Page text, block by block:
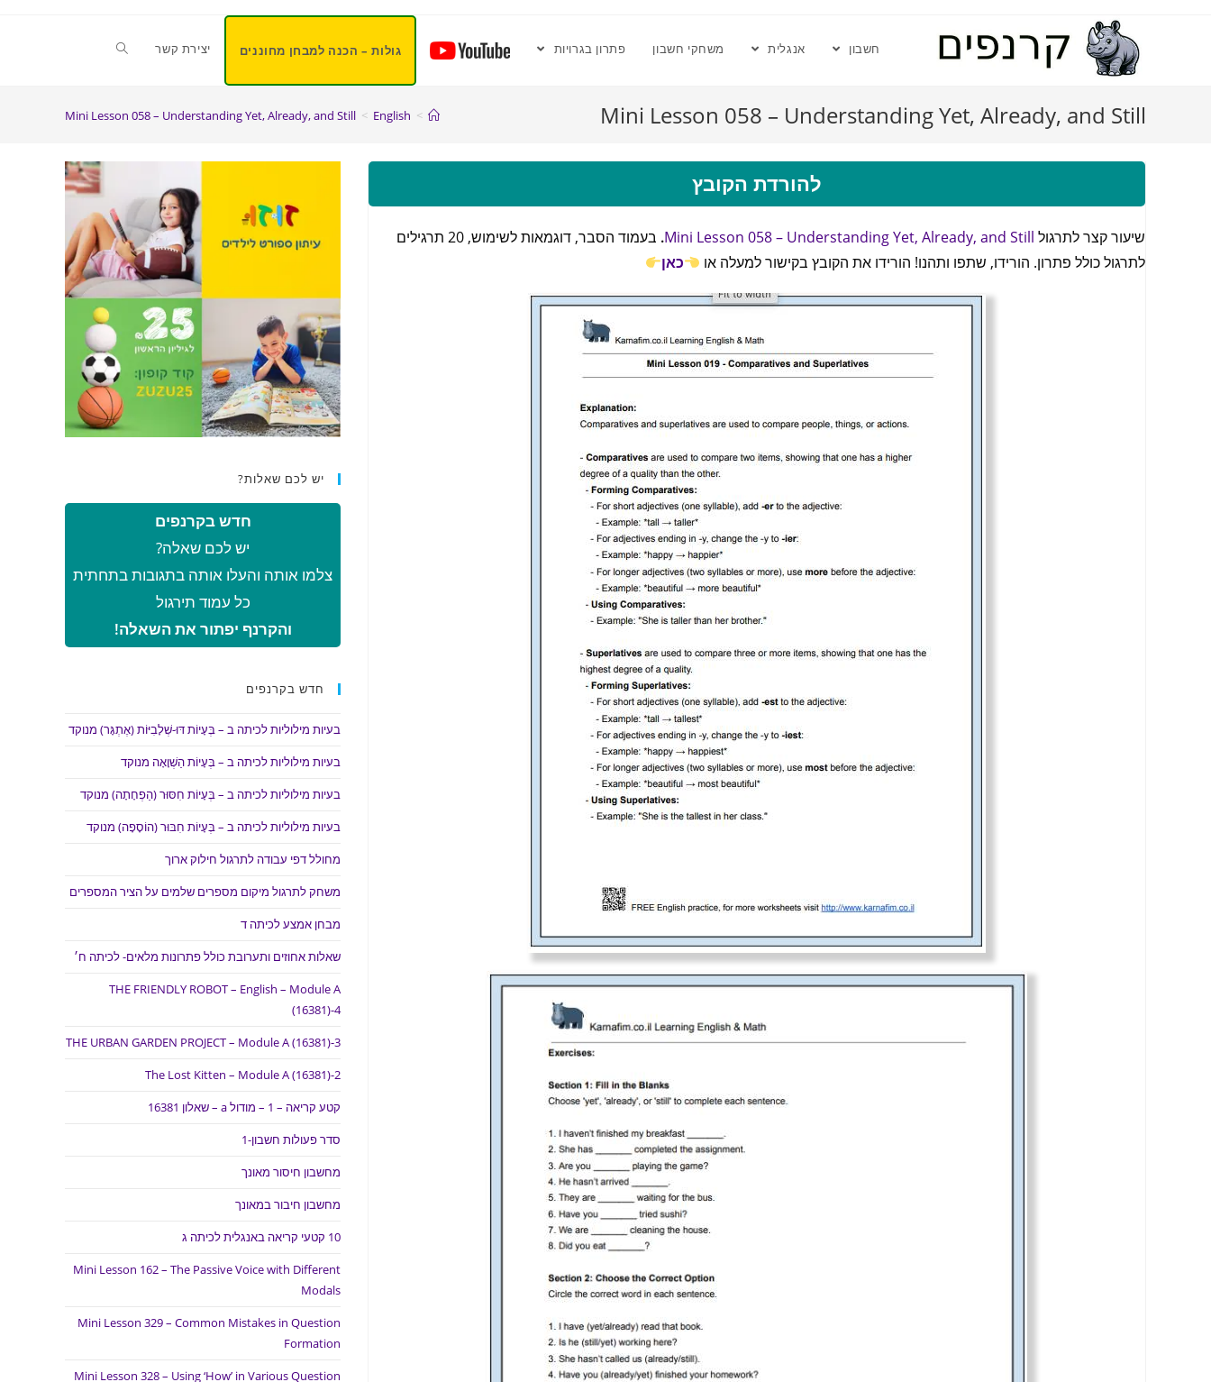
חשבון אנגלית משחקי חשבון פתרון בגרויות גולות – הכנה למבחן מחוננים יצירת קשר
Mini Lesson 058 – Understanding Yet, Already, and Still
>
English
>
Mini Lesson 058 – Understanding Yet, Already, and Still
להורדת הקובץ
שיעור קצר לתרגול Mini Lesson 058 – Understanding Yet, Already, and Still
.
בעמוד הסבר, דוגמאות לשימוש, 20 תרגילים
לתרגול כולל פתרון. הורידו, שתפו ותהנו! הורידו את הקובץ בקישור למעלה או
כאן
יש לכם שאלות?
חדש בקרנפים
יש לכם שאלה?
צלמו אותה והעלו אותה בתגובות בתחתית
כל עמוד תירגול
והקרנף יפתור את השאלה!
חדש בקרנפים
בעיות מילוליות לכיתה ב – בְּעָיוֹת דּוּ-שְׁלָבִיּוֹת (אֶתְגָּר) מנוקד
בעיות מילוליות לכיתה ב – בְּעָיוֹת הַשְׁוָאָה מנוקד
בעיות מילוליות לכיתה ב – בְּעָיוֹת חִסּוּר (הַפְחָתָה) מנוקד
בעיות מילוליות לכיתה ב – בְּעָיוֹת חִבּוּר (הוֹסָפָה) מנוקד
מחולל דפי עבודה לתרגול חילוק ארוך
משחק לתרגול מיקום מספרים שלמים על הציר המספרים
מבחן אמצע לכיתה ד
שאלות אחוזים ותערובת כולל פתרונות מלאים- לכיתה ח׳
THE FRIENDLY ROBOT – English – Module A
(16381)-4
THE URBAN GARDEN PROJECT – Module A (16381)-3
The Lost Kitten – Module A (16381)-2
קטע קריאה – 1 – מודול a – שאלון 16381
סדר פעולות חשבון-1
מחשבון חיסור מאונך
מחשבון חיבור במאונך
10 קטעי קריאה באנגלית לכיתה ג
Mini Lesson 162 – The Passive Voice with Different
Modals
Mini Lesson 329 – Common Mistakes in Question
Formation
Mini Lesson 328 – Using ‘How’ in Various Question